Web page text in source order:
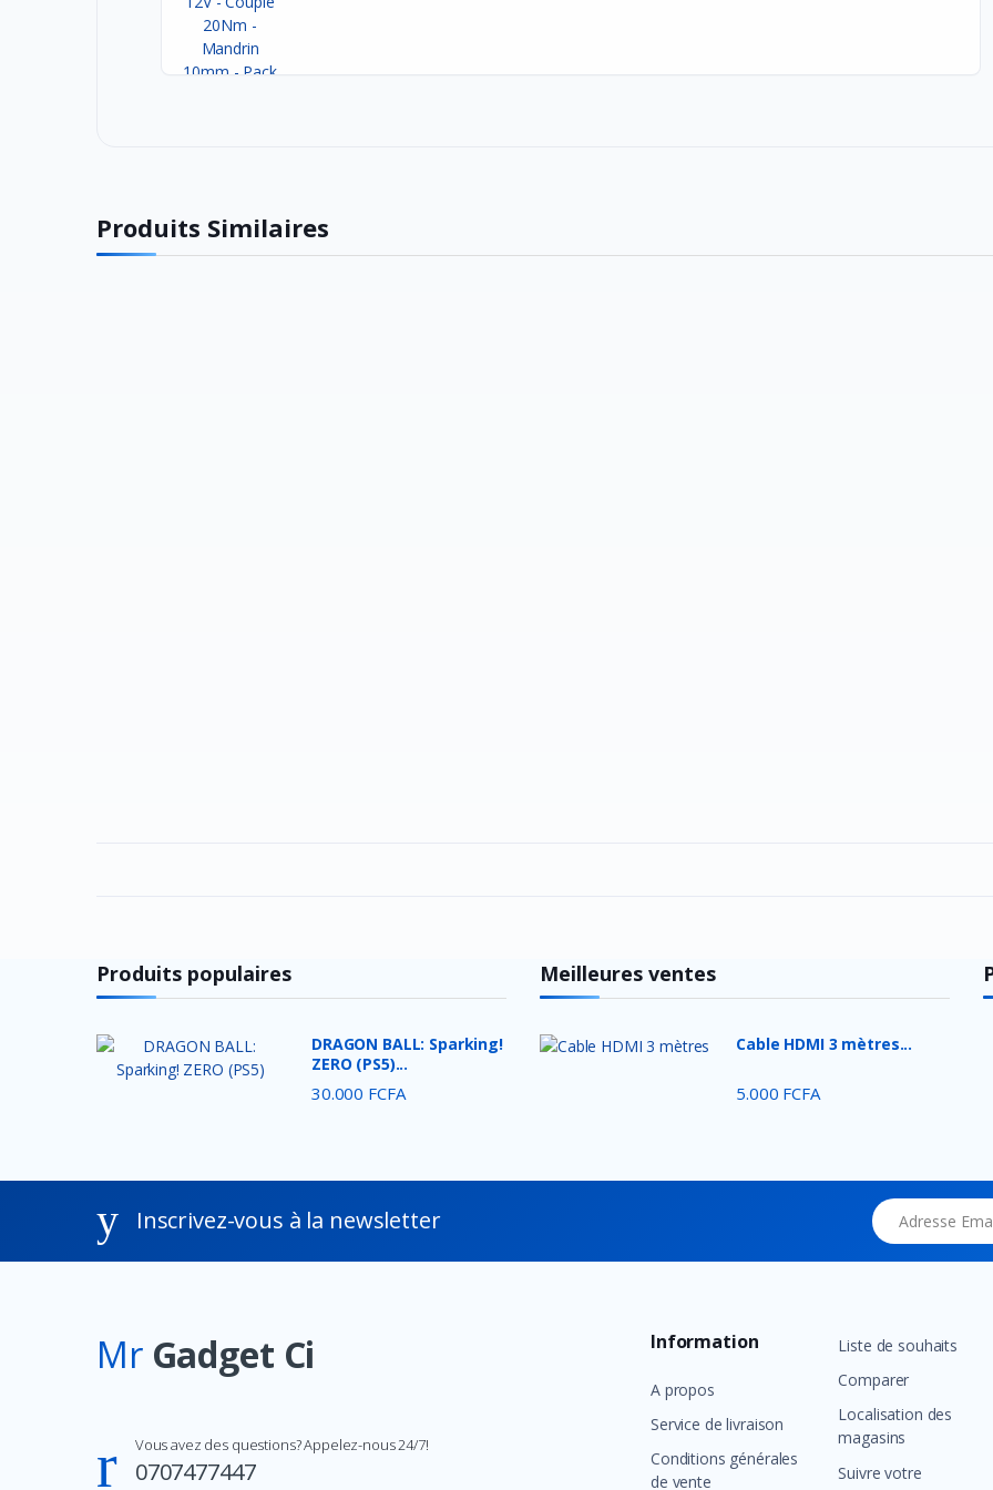
Produits Similaires
Produits populaires
DRAGON BALL: Sparking!
ZERO (PS5)...
30.000 FCFA
Meilleures ventes
Cable HDMI 3 mètres...
5.000 FCFA
Inscrivez-vous à la newsletter Adresse Email
Mr Gadget Ci
Vous avez des questions? Appelez-nous 24/7!
0707477447
Information
A propos
Service de livraison
Conditions générales
de vente
Liste de souhaits
Comparer
Localisation des
magasins
Suivre votre